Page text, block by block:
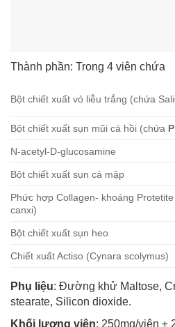
Thành phần: Trong 4 viên chứa
Bột chiết xuất vỏ liễu trắng (chứa
Bột chiết xuất sụn mũi cá hồi (chứa
N-acetyl-D-glucosamine
Bột chiết xuất sụn cá mập
Phức hợp Collagen- khoáng
canxi)
Bột chiết xuất sụn heo
Chiết xuất Actiso (Cynara scolymus)
Phụ liệu: Đường khử Maltose,
stearate, Silicon dioxide.
Khối lượng viên: 250mg/viên ±